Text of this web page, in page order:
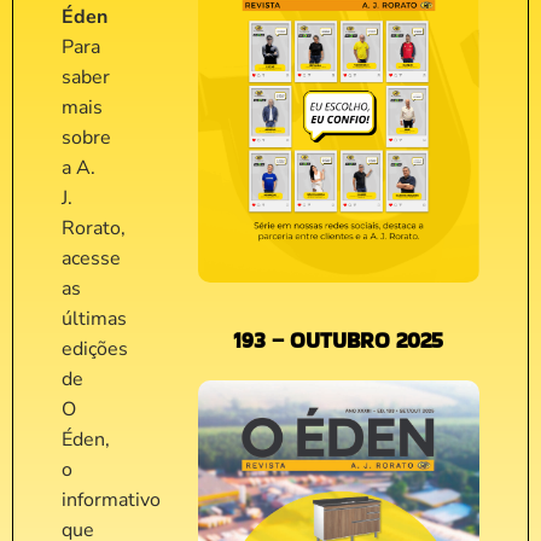
Éden
Para
saber
mais
sobre
a A.
J.
Rorato,
acesse
as
últimas
edições
de
O
Éden,
o
informativo
que
193 – OUTUBRO 2025